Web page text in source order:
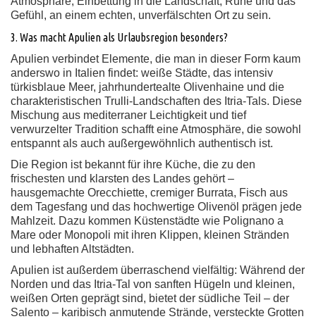
Gefühl, an einem echten, unverfälschten Ort zu sein.
3. Was macht Apulien als Urlaubsregion besonders?
Apulien verbindet Elemente, die man in dieser Form kaum
anderswo in Italien findet: weiße Städte, das intensiv
türkisblaue Meer, jahrhundertealte Olivenhaine und die
charakteristischen Trulli-Landschaften des Itria-Tals. Diese
Mischung aus mediterraner Leichtigkeit und tief
verwurzelter Tradition schafft eine Atmosphäre, die sowohl
entspannt als auch außergewöhnlich authentisch ist.
Die Region ist bekannt für ihre Küche, die zu den
frischesten und klarsten des Landes gehört –
hausgemachte Orecchiette, cremiger Burrata, Fisch aus
dem Tagesfang und das hochwertige Olivenöl prägen jede
Mahlzeit. Dazu kommen Küstenstädte wie Polignano a
Mare oder Monopoli mit ihren Klippen, kleinen Stränden
und lebhaften Altstädten.
Apulien ist außerdem überraschend vielfältig: Während der
Norden und das Itria-Tal von sanften Hügeln und kleinen,
weißen Orten geprägt sind, bietet der südliche Teil – der
Salento – karibisch anmutende Strände, versteckte Grotten